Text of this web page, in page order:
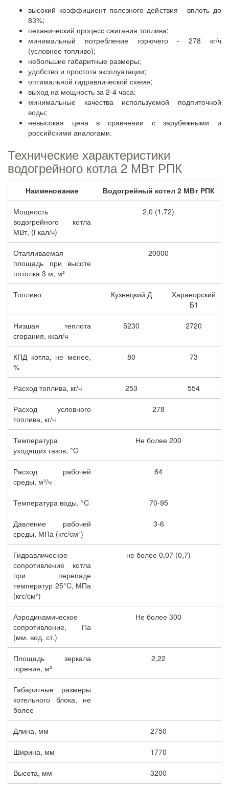
высокий коэффициент полезного действия - вплоть до
83%;
пеханический процесс сжигания топлива;
минимальный потребление горючего - 278 кг/ч
(условное топливо);
небольшие габаритные размеры;
удобство и простота эксплуатации;
оптимальной гидравлической схеме;
выход на мощность за 2-4 часа:
минимальные качества используемой подпиточной
воды;
невысокая цена в сравнении с зарубежными и
российскими аналогами.
Технические характеристики
водогрейного котла 2 МВт РПК
Наименование Водогрейный котел 2 МВт РПК
Мощность
водогрейного котла
МВт, (Гкал/ч)
2,0 (1,72)
Отапливаемая
площадь при высоте
потолка 3 м, м²
20000
Топливо Кузнецкий Д
Харанорский
Б1
Низшая теплота
сгорания, ккал/ч
5230 2720
КПД котла, не менее,
%
80 73
Расход топлива, кг/ч 253 554
Расход условного
топлива, кг/ч
278
Температура
уходящих газов, °C
Не более 200
Расход рабочей
среды, м³/ч
64
Температура воды, °C 70-95
Давление рабочей
среды, МПа (кгс/cм²)
3-6
Гидравлическое
сопротивление котла
при перепаде
температур 25°C, МПа
(кгс/cм²)
не более 0,07 (0,7)
Аэродинамическое
сопротивление, Па
(мм. вод. ст.)
Не более 300
Площадь зеркала
горения, м²
2,22
Габаритные размеры
котельного блока, не
более
Длина, мм 2750
Ширина, мм 1770
Высота, мм 3200